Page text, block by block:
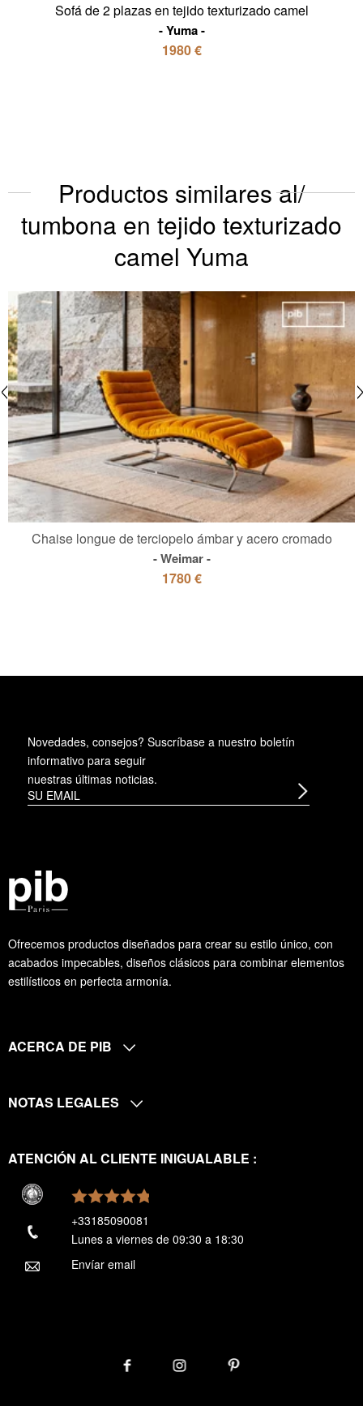
Sofá de 2 plazas en tejido texturizado camel
Yuma
1980 €
Productos similares al/
tumbona en tejido texturizado
camel Yuma
Chaise longue de terciopelo ámbar y acero cromado
Weimar
1780 €
Ofrecemos productos diseñados para crear su estilo único, con
acabados impecables, diseños clásicos para combinar elementos
estilísticos en perfecta armonía.
Novedades, consejos? Suscríbase a nuestro boletín
informativo para seguir
nuestras últimas noticias.
ACERCA DE PIB
NOTAS LEGALES
ATENCIÓN AL CLIENTE INIGUALABLE :
+33185090081
Lunes a viernes de 09:30 a 18:30
Envíar email